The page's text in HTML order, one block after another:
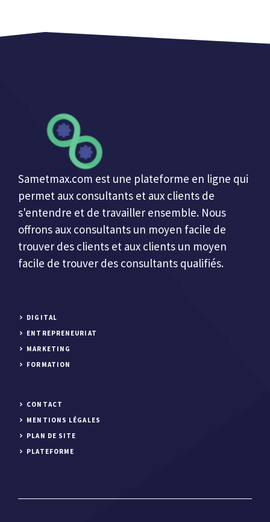
Sametmax.com est une plateforme en ligne qui
permet aux consultants et aux clients de
s'entendre et de travailler ensemble. Nous
offrons aux consultants un moyen facile de
trouver des clients et aux clients un moyen
facile de trouver des consultants qualifiés.
DIGITAL
ENTREPRENEURIAT
MARKETING
FORMATION
CONTACT
MENTIONS LÉGALES
PLAN DE SITE
PLATEFORME